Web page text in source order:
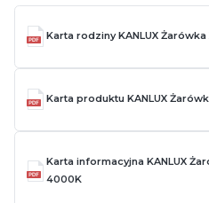
Karta rodziny KANLUX
Karta produktu KANLUX
Karta informacyjna KANLUX
4000K